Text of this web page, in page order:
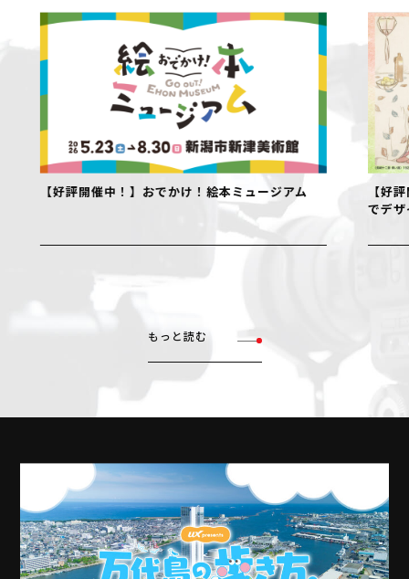
【好評開催中！】おでかけ！絵本ミュージアム
【好評
でデザ
もっと読む